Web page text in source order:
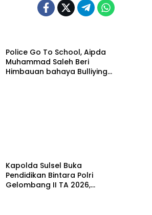
Police Go To School, Aipda
Muhammad Saleh Beri
Himbauan bahaya Bulliying
Kapolda Sulsel Buka
Pendidikan Bintara Polri
Gelombang II TA 2026,